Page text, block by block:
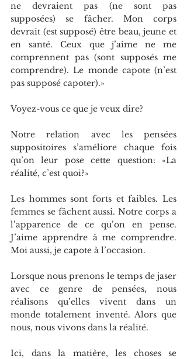
ne devraient pas (ne sont pas
supposées) se fâcher. Mon corps
devrait (est supposé) être beau, jeune et
en santé. Ceux que j’aime ne me
comprennent pas (sont supposés me
comprendre). Le monde capote (n’est
pas supposé capoter).»
Voyez-vous ce que je veux dire?
Notre relation avec les pensées
suppositoires s’améliore chaque fois
qu’on leur pose cette question: «La
réalité, c’est quoi?»
Les hommes sont forts et faibles. Les
femmes se fâchent aussi. Notre corps a
l’apparence de ce qu’on en pense.
J’aime apprendre à me comprendre.
Moi aussi, je capote à l’occasion.
Lorsque nous prenons le temps de jaser
avec ce genre de pensées, nous
réalisons qu’elles vivent dans un
monde totalement inventé. Alors que
nous, nous vivons dans la réalité.
Ici, dans la matière, les choses se